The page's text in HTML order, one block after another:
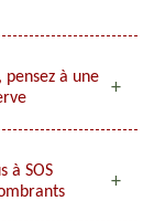
à une
à SOS